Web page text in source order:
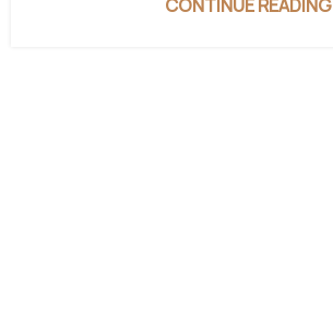
CONTINUE READING